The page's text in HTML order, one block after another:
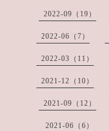
2022-09（19）
2022-06（7）
2022-03（11）
2021-12（10）
2021-09（12）
2021-06（6）